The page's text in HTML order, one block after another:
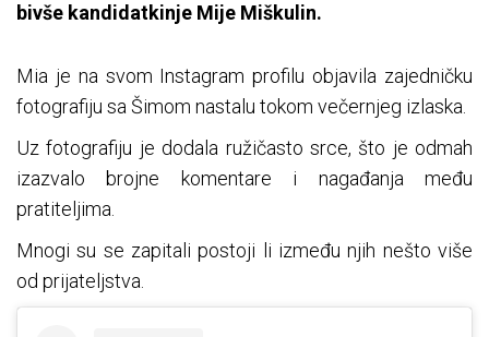
bivše kandidatkinje Mije Miškulin.
Mia je na svom Instagram profilu objavila zajedničku
fotografiju sa Šimom nastalu tokom večernjeg izlaska.
Uz fotografiju je dodala ružičasto srce, što je odmah
izazvalo brojne komentare i nagađanja među
pratiteljima.
Mnogi su se zapitali postoji li između njih nešto više
od prijateljstva.